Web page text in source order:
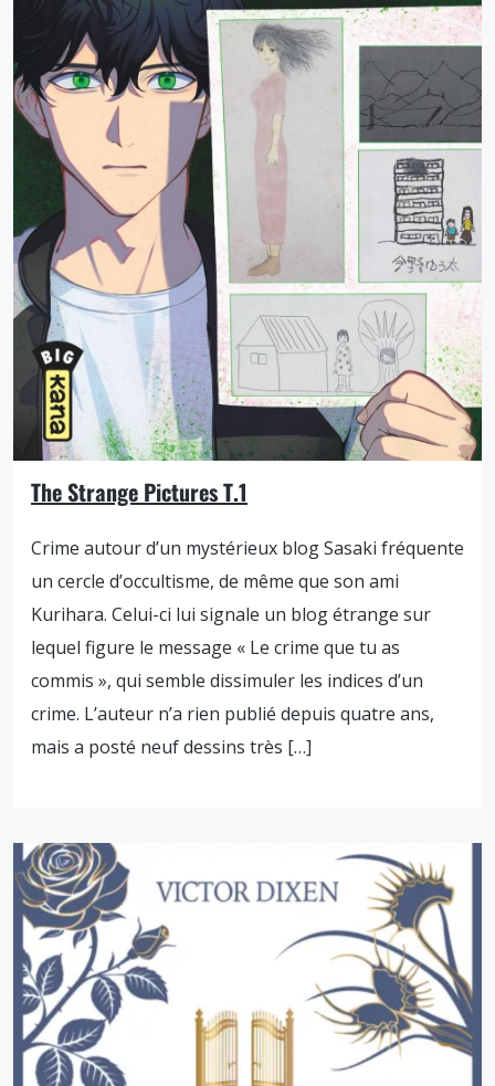
The Strange Pictures T.1
Crime autour d’un mystérieux blog Sasaki fréquente
un cercle d’occultisme, de même que son ami
Kurihara. Celui-ci lui signale un blog étrange sur
lequel figure le message « Le crime que tu as
commis », qui semble dissimuler les indices d’un
crime. L’auteur n’a rien publié depuis quatre ans,
mais a posté neuf dessins très […]